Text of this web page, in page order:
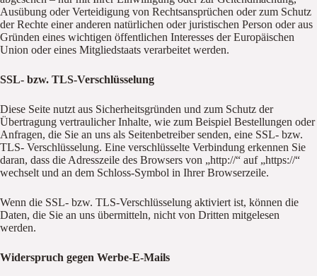
Ausübung oder Verteidigung von Rechtsansprüchen oder zum Schutz
der Rechte einer anderen natürlichen oder juristischen Person oder aus
Gründen eines wichtigen öffentlichen Interesses der Europäischen
Union oder eines Mitgliedstaats verarbeitet werden.
SSL- bzw. TLS-Verschlüsselung
Diese Seite nutzt aus Sicherheitsgründen und zum Schutz der
Übertragung vertraulicher Inhalte, wie zum Beispiel Bestellungen oder
Anfragen, die Sie an uns als Seitenbetreiber senden, eine SSL- bzw.
TLS- Verschlüsselung. Eine verschlüsselte Verbindung erkennen Sie
daran, dass die Adresszeile des Browsers von „http://“ auf „https://“
wechselt und an dem Schloss-Symbol in Ihrer Browserzeile.
Wenn die SSL- bzw. TLS-Verschlüsselung aktiviert ist, können die
Daten, die Sie an uns übermitteln, nicht von Dritten mitgelesen
werden.
Widerspruch gegen Werbe-E-Mails